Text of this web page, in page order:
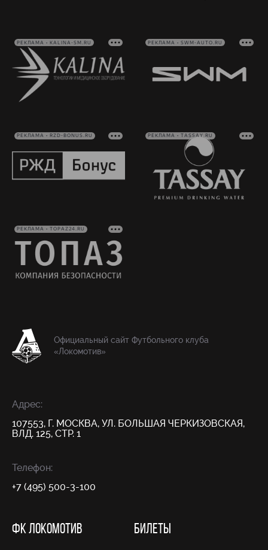
РЕКЛАМА • KALINA-SM.RU РЕКЛАМА • SWM-AUTO.RU
РЕКЛАМА • RZD-BONUS.RU РЕКЛАМА • TASSAY.RU
РЕКЛАМА • TOPAZ24.RU
Официальный сайт Футбольного клуба
«Локомотив»
Адрес:
107553, Г. МОСКВА, УЛ. БОЛЬШАЯ ЧЕРКИЗОВСКАЯ,
ВЛД. 125, СТР. 1
Телефон:
+7 (495) 500-3-100
ФК ЛОКОМОТИВ БИЛЕТЫ